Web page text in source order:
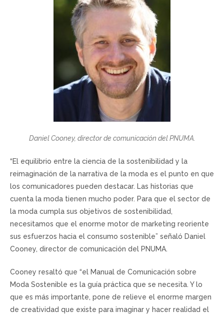
Daniel Cooney, director de comunicación del PNUMA.
“El equilibrio entre la ciencia de la sostenibilidad y la
reimaginación de la narrativa de la moda es el punto en que
los comunicadores pueden destacar. Las historias que
cuenta la moda tienen mucho poder. Para que el sector de
la moda cumpla sus objetivos de sostenibilidad,
necesitamos que el enorme motor de marketing reoriente
sus esfuerzos hacia el consumo sostenible” señaló Daniel
Cooney, director de comunicación del PNUMA.
Cooney resaltó que “el Manual de Comunicación sobre
Moda Sostenible es la guía práctica que se necesita. Y lo
que es más importante, pone de relieve el enorme margen
de creatividad que existe para imaginar y hacer realidad el